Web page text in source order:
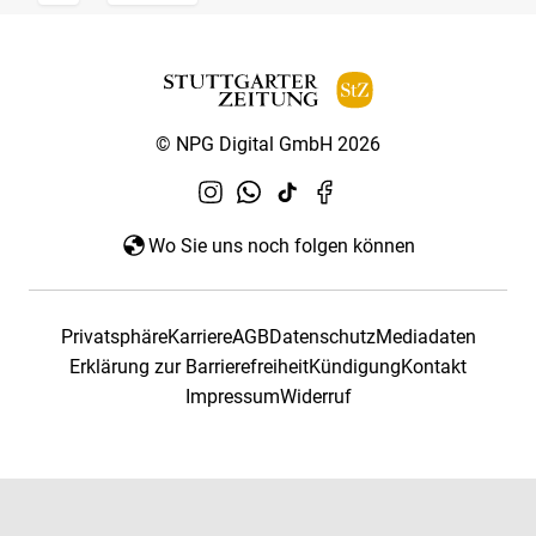
© NPG Digital GmbH 2026
Wo Sie uns noch folgen können
PrivatsphäreKarriereAGBDatenschutzMediadaten
Erklärung zur BarrierefreiheitKündigungKontakt
ImpressumWiderruf